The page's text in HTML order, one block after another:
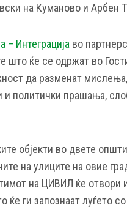
на Куманово и Арбен
– Интеграција во
што ќе се одржат во
да разменат
политички прашања,
објекти во двете
на улиците на овие
на ЦИВИЛ ќе отвори
ги запознаат луѓето